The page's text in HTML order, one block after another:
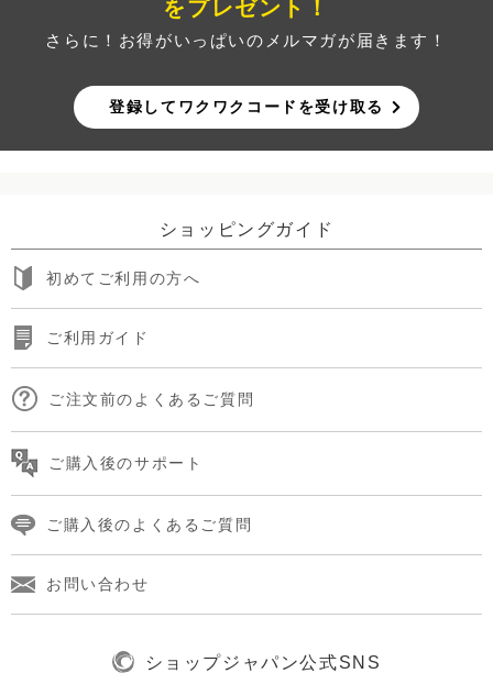
をプレゼント！
さらに！お得がいっぱいのメルマガが届きます！
登録してワクワクコードを受け取る
ショッピングガイド
初めてご利用の方へ
ご利用ガイド
ご注文前のよくあるご質問
ご購入後のサポート
ご購入後のよくあるご質問
お問い合わせ
ショップジャパン公式SNS